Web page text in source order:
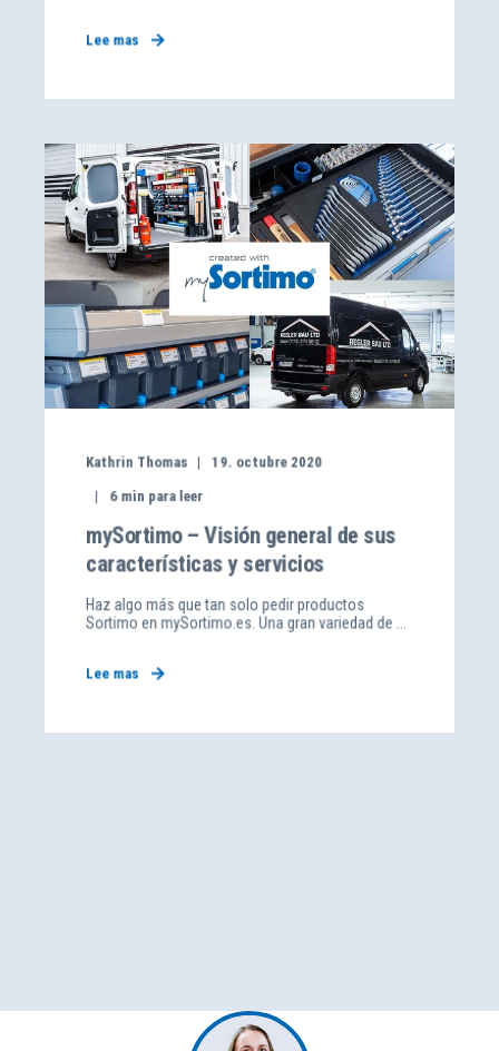
Lee mas
Kathrin Thomas
19. octubre 2020
6min para leer
mySortimo – Visión general de sus
características y servicios
Haz algo más que tan solo pedir productos
Sortimo en mySortimo.es. Una gran variedad de ...
Lee mas